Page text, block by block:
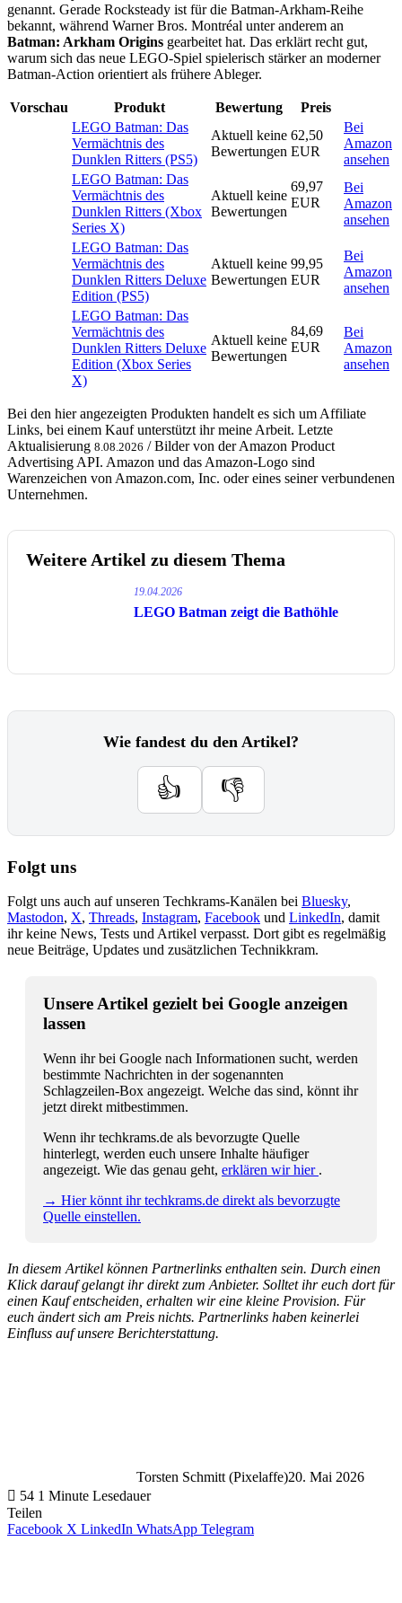
genannt. Gerade Rocksteady ist für die Batman-Arkham-Reihe
bekannt, während Warner Bros. Montréal unter anderem an
Batman: Arkham Origins gearbeitet hat. Das erklärt recht gut,
warum sich das neue LEGO-Spiel spielerisch stärker an moderner
Batman-Action orientiert als frühere Ableger.
Vorschau Produkt Bewertung
Preis
LEGO Batman: Das
Vermächtnis des
Dunklen Ritters (PS5)
Aktuell keine
Bewertungen
62,50
EUR
Bei
Amazon
ansehen
LEGO Batman: Das
Vermächtnis des
Dunklen Ritters (Xbox
Series X)
Aktuell keine
Bewertungen
69,97
EUR
Bei
Amazon
ansehen
LEGO Batman: Das
Vermächtnis des
Dunklen Ritters Deluxe
Edition (PS5)
Aktuell keine
Bewertungen
99,95
EUR
Bei
Amazon
ansehen
LEGO Batman: Das
Vermächtnis des
Dunklen Ritters Deluxe
Edition (Xbox Series
X)
Aktuell keine
Bewertungen
84,69
EUR
Bei
Amazon
ansehen
Bei den hier angezeigten Produkten handelt es sich um Affiliate
Links, bei einem Kauf unterstützt ihr meine Arbeit. Letzte
Aktualisierung 8.08.2026 / Bilder von der Amazon Product
Advertising API. Amazon und das Amazon-Logo sind
Warenzeichen von Amazon.com, Inc. oder eines seiner verbundenen
Unternehmen.
Weitere Artikel zu diesem Thema
19.04.2026
LEGO Batman zeigt die Bathöhle
Wie fandest du den Artikel?
👍 👎
Folgt uns
Folgt uns auch auf unseren Techkrams-Kanälen bei Bluesky,
Mastodon, X, Threads, Instagram, Facebook und LinkedIn, damit
ihr keine News, Tests und Artikel verpasst. Dort gibt es regelmäßig
neue Beiträge, Updates und zusätzlichen Technikkram.
Unsere Artikel gezielt bei Google anzeigen
lassen
Wenn ihr bei Google nach Informationen sucht, werden
bestimmte Nachrichten in der sogenannten
Schlagzeilen-Box angezeigt. Welche das sind, könnt ihr
jetzt direkt mitbestimmen.
Wenn ihr techkrams.de als bevorzugte Quelle
hinterlegt, werden euch unsere Inhalte häufiger
angezeigt. Wie das genau geht, erklären wir hier .
→ Hier könnt ihr techkrams.de direkt als bevorzugte
Quelle einstellen.
In diesem Artikel können Partnerlinks enthalten sein. Durch einen
Klick darauf gelangt ihr direkt zum Anbieter. Solltet ihr euch dort für
einen Kauf entscheiden, erhalten wir eine kleine Provision. Für
euch ändert sich am Preis nichts. Partnerlinks haben keinerlei
Einfluss auf unsere Berichterstattung.
Torsten Schmitt (Pixelaffe)20. Mai 2026
54 1 Minute Lesedauer
Teilen
Facebook X LinkedIn WhatsApp Telegram